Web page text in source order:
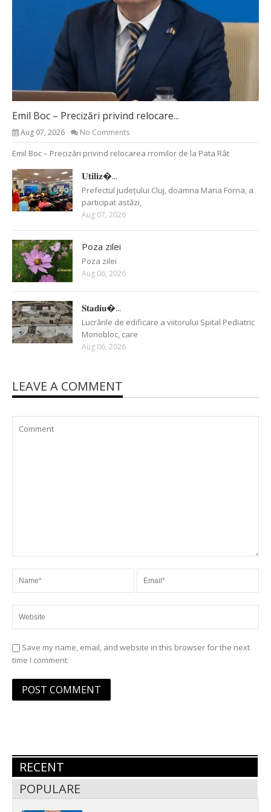
Emil Boc – Precizări privind relocare...
Aug 07, 2026 No Comments
Emil Boc – Precizări privind relocarea rromilor de la Pata Rât
𝐔𝐭𝐢𝐥𝐢𝐳�...
Prefectul județului Cluj, doamna Maria Forna, a
participat astăzi,
Aug 07, 2026
Poza zilei
Poza zilei
Aug 06, 2026
𝐒𝐭𝐚𝐝𝐢𝐮�...
Lucrările de edificare a viitorului Spital Pediatric
Monobloc, care
Aug 06, 2026
LEAVE A COMMENT
Save my name, email, and website in this browser for the next
time I comment.
RECENT
POPULARE